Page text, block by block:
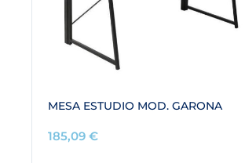
MESA ESTUDIO MOD. GARONA
185,09 €